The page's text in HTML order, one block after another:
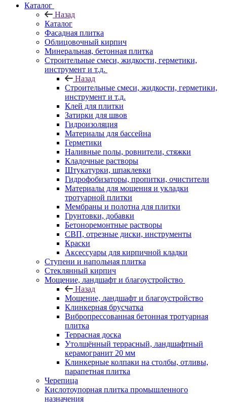
Каталог
Назад
Каталог
Фасадная плитка
Облицовочный кирпич
Минеральная, бетонная плитка
Строительные смеси, жидкости, герметики,
инструмент и т.д.
Назад
Строительные смеси, жидкости, герметики,
инструмент и т.д.
Клей для плитки
Затирки для швов
Гидроизоляция
Материалы для бассейна
Герметики
Наливные полы, ровнители, стяжки
Кладочные растворы
Штукатурки, шпаклевки
Гидрофобизаторы, пропитки, очистители
Материалы для мощения и укладки
тротуарной плитки
Мембраны и полотна для плитки
Грунтовки, добавки
Бетоноремонтные растворы
СВП, отрезные диски, инструменты
Краски
Аксессуары для кирпичной кладки
Ступени и напольная плитка
Cтеклянный кирпич
Мощение, ландшафт и благоустройство
Назад
Мощение, ландшафт и благоустройство
Клинкерная брусчатка
Вибропрессованная бетонная тротуарная
плитка
Террасная доска
Утолщённый террасный, ландшафтный
керамогранит 20 мм
Клинкерные колпаки на столбы, отливы,
парапетная плитка
Черепица
Кислотоупорная плитка промышленного
назначения